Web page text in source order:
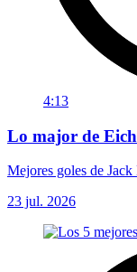
4:13
Lo major de
Mejores goles de
23 jul. 2026